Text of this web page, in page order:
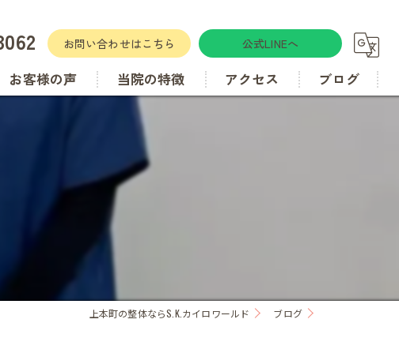
お問い合わせはこちら 公式LINEへ
お客様の声 当院の特徴
カイロプラクティック
歪み
アクセス ブログ
上本町の整体ならS.K.カイロワールド ブログ